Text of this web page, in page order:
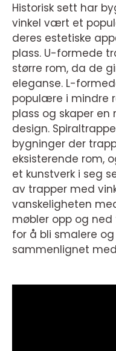
Historisk sett har
vinkel vært et
deres estetiske
plass. U-formede
større rom, da de
eleganse. L-
populære i mindre
plass og skaper
design.
bygninger der
eksisterende rom,
et kunstverk i seg
av trapper med
vanskeligheten
møbler opp og
for å bli smalere
sammenlignet